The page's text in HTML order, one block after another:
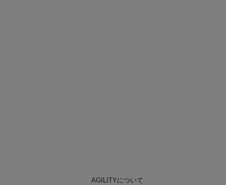
AGILITYについて